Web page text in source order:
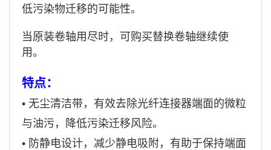
低污染物迁移的可能性。
当原装卷轴用尽时，可购买替换卷轴继续使
用。
特点：
• 无尘清洁带，有效去除光纤连接器端面的微粒
与油污，降低污染迁移风险。
• 防静电设计，减少静电吸附，有助于保持端面